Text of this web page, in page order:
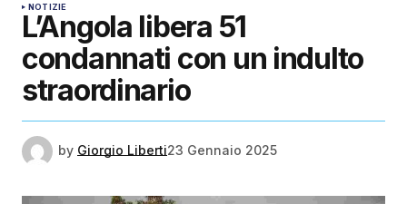
NOTIZIE
L’Angola libera 51
condannati con un indulto
straordinario
by Giorgio Liberti23 Gennaio 2025